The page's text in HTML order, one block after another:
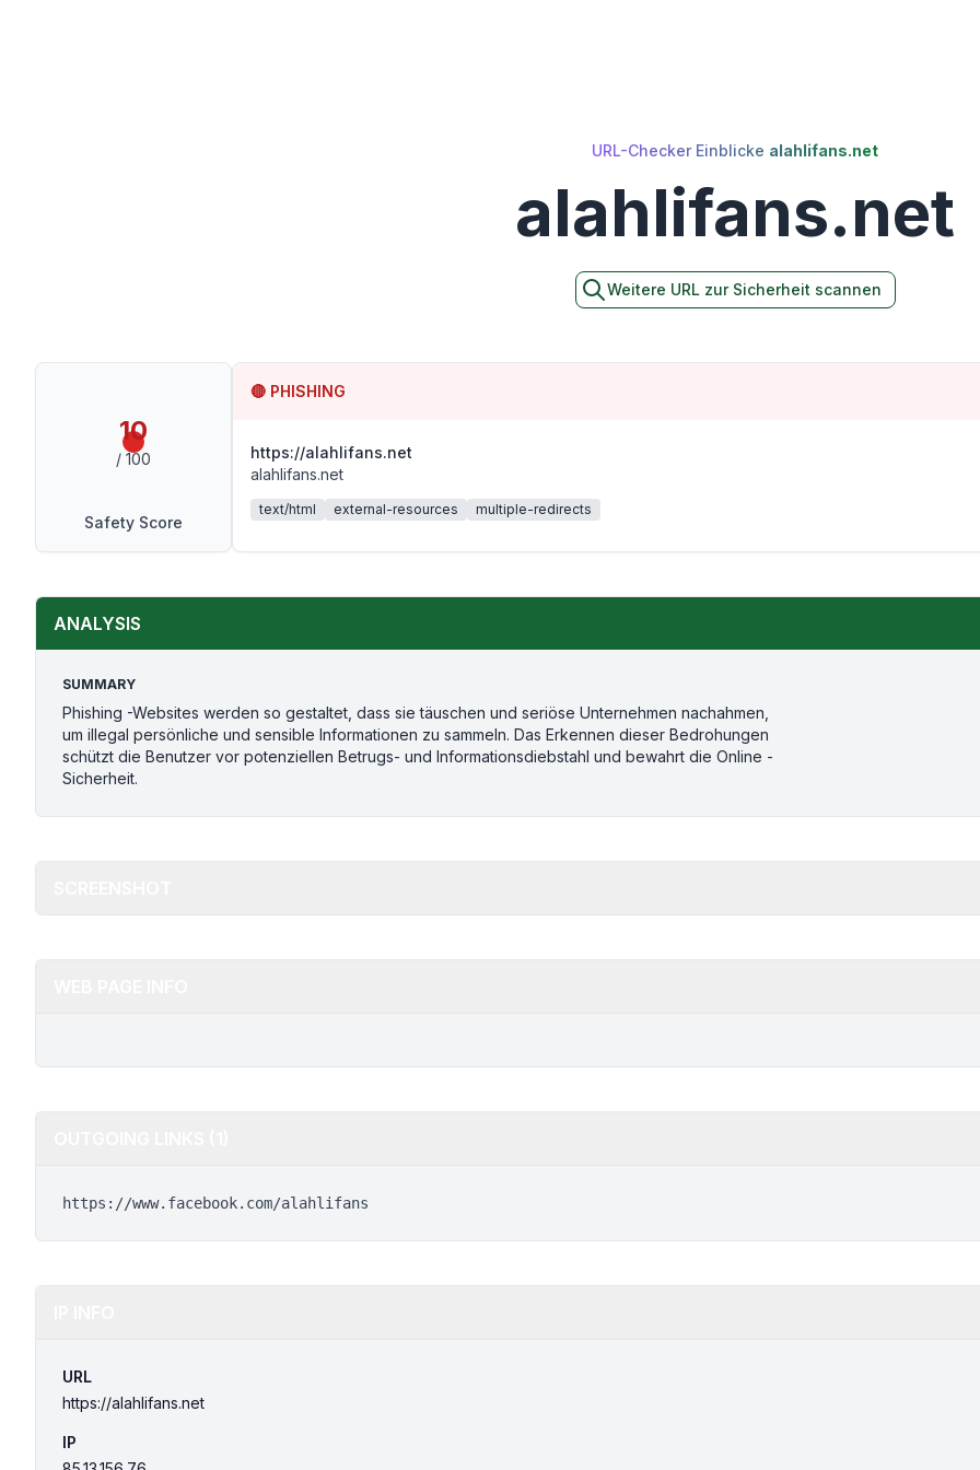
URL-Checker Einblicke alahlifans.net
alahlifans.net
Weitere URL zur Sicherheit scannen
10
/ 100
Safety Score
🔴 PHISHING
https://alahlifans.net
alahlifans.net
text/html external-resources multiple-redirects
ANALYSIS
SUMMARY
Phishing -Websites werden so gestaltet, dass sie täuschen und seriöse Unternehmen nachahmen,
um illegal persönliche und sensible Informationen zu sammeln. Das Erkennen dieser Bedrohungen
schützt die Benutzer vor potenziellen Betrugs- und Informationsdiebstahl und bewahrt die Online -
Sicherheit.
https://www.facebook.com/alahlifans
URL
https://alahlifans.net
IP